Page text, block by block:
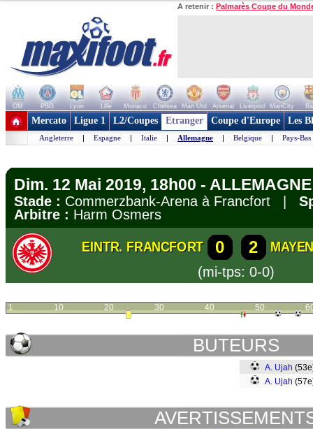
A retenir : Palmarès Coupe du
OM PSG Lyon Lille Monaco Chelsea Man Utd Arsenal Liverpool ManCity
+ de clubs
Mercato Ligue 1 L2/Coupes Etranger Coupe d'Europe Les
Angleterre | Espagne | Italie | Allemagne | Belgique | Pays-Bas
Dim. 12 Mai 2019, 18h00 -
Stade : Commerzbank-Arena à Francfort |
Arbitre : Harm Osmers
EINTR. FRANCFORT 0 2
(mi-tps: 0-0)
1 10 20 30 40 50
BUTEURS
A. Ujah
A. Ujah